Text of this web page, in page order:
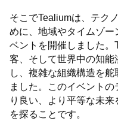
そこでTealiumは、テク
めに、地域やタイムゾー
ベントを開催しました。
客、そして世界中の知能
し、複雑な組織構造を
ました。このイベント
り良い、より平等な未
を探ることです。